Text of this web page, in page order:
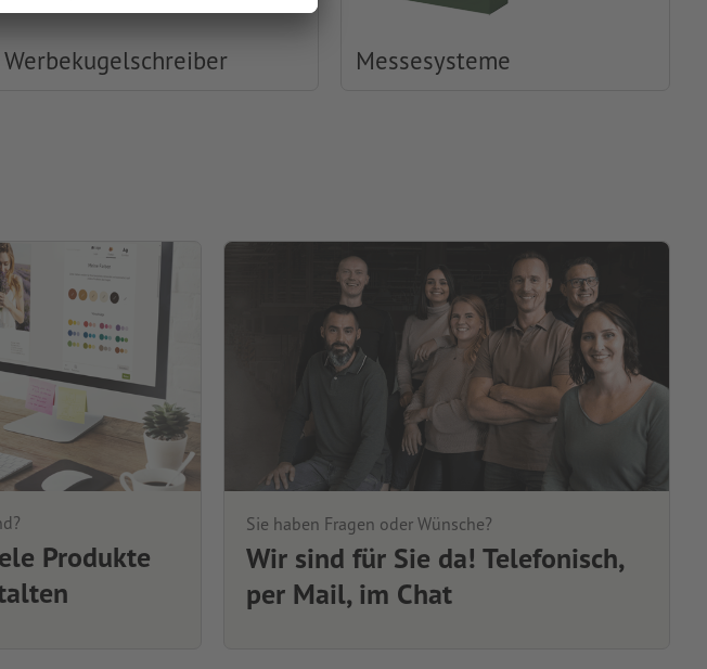
Werbekugelschreiber Messesysteme
Produkte
Sie haben Fragen oder Wünsche?
Wir sind für Sie da! Telefonisch,
per Mail, im Chat